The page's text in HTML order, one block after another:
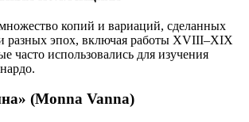
копий и вариаций, сделанных
разных эпох, включая работы XVIII–XIX
часто использовались для изучения
(Monna Vanna)